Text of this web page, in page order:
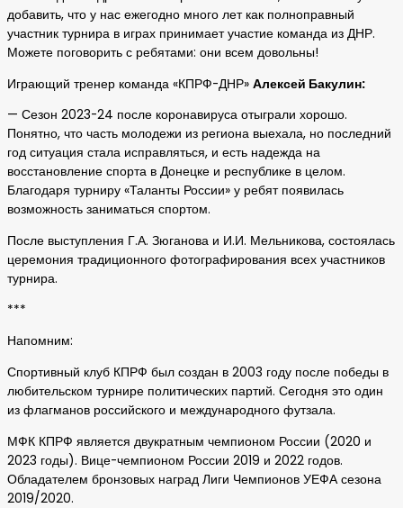
добавить, что у нас ежегодно много лет как полноправный
участник турнира в играх принимает участие команда из ДНР.
Можете поговорить с ребятами: они всем довольны!
Играющий тренер команда «КПРФ-ДНР» Алексей Бакулин:
— Сезон 2023-24 после коронавируса отыграли хорошо.
Понятно, что часть молодежи из региона выехала, но последний
год ситуация стала исправляться, и есть надежда на
восстановление спорта в Донецке и республике в целом.
Благодаря турниру «Таланты России» у ребят появилась
возможность заниматься спортом.
После выступления Г.А. Зюганова и И.И. Мельникова, состоялась
церемония традиционного фотографирования всех участников
турнира.
***
Напомним:
Спортивный клуб КПРФ был создан в 2003 году после победы в
любительском турнире политических партий. Сегодня это один
из флагманов российского и международного футзала.
МФК КПРФ является двукратным чемпионом России (2020 и
2023 годы). Вице-чемпионом России 2019 и 2022 годов.
Обладателем бронзовых наград Лиги Чемпионов УЕФА сезона
2019/2020.